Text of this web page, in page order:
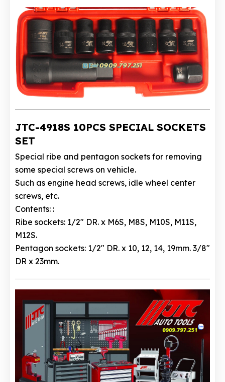
JTC-4918S 10PCS SPECIAL SOCKETS
SET
Special ribe and pentagon sockets for removing
some special screws on vehicle.
Such as engine head screws, idle wheel center
screws, etc.
Contents: :
Ribe sockets: 1/2″ DR. x M6S, M8S, M10S, M11S,
M12S.
Pentagon sockets: 1/2″ DR. x 10, 12, 14, 19mm. 3/8″
DR x 23mm.